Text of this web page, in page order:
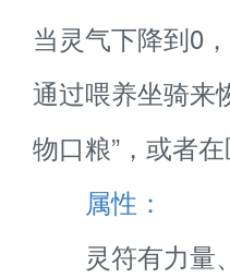
当灵气下降到0
通过喂养坐骑来
物口粮”，或者
属性：
灵符有力量、